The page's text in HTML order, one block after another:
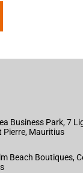
Business Park, 7
Pierre, Mauritius
Beach Boutiques,